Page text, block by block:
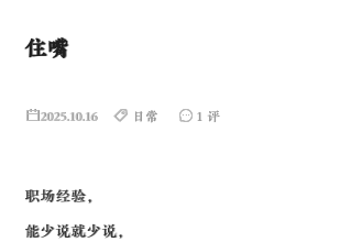
住嘴
2025.10.16 日常 1 评
职场经验，
能少说就少说，